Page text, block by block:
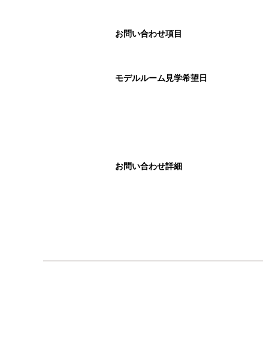
お問い合わせ項目
モデルルーム見学希望日
お問い合わせ詳細